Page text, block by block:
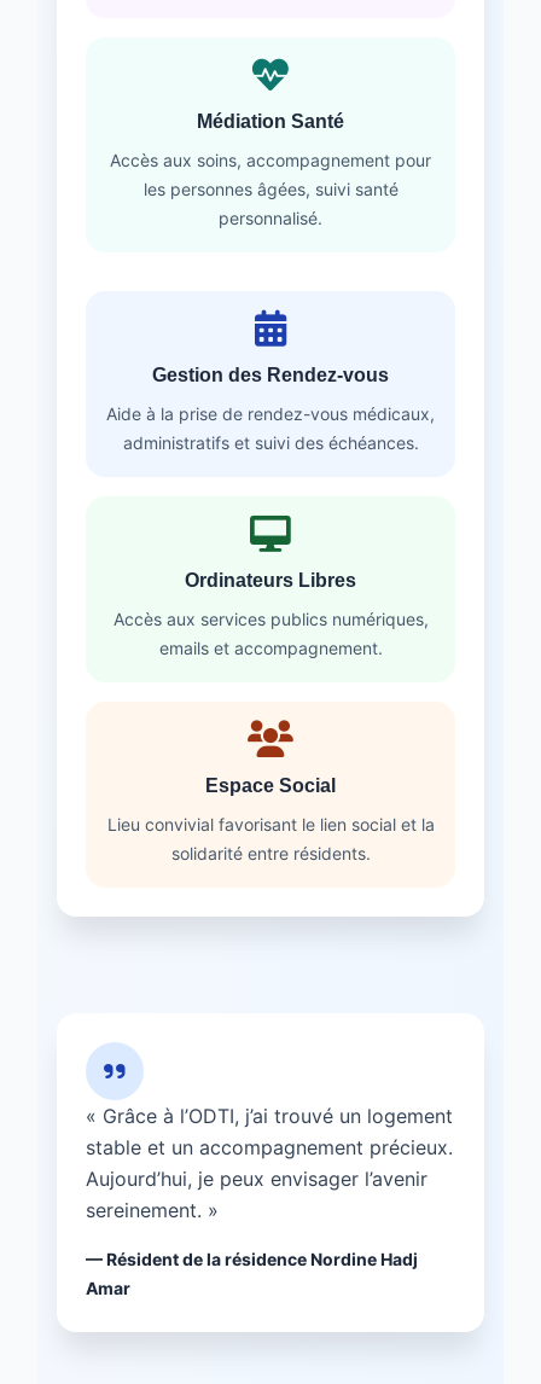
Médiation Santé
Accès aux soins, accompagnement pour
les personnes âgées, suivi santé
personnalisé.
Gestion des Rendez-vous
Aide à la prise de rendez-vous médicaux,
administratifs et suivi des échéances.
Ordinateurs Libres
Accès aux services publics numériques,
emails et accompagnement.
Espace Social
Lieu convivial favorisant le lien social et la
solidarité entre résidents.
« Grâce à l’ODTI, j’ai trouvé un logement
stable et un accompagnement précieux.
Aujourd’hui, je peux envisager l’avenir
sereinement. »
— Résident de la résidence Nordine Hadj
Amar